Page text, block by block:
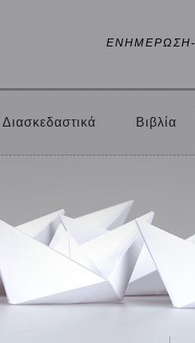
ΕΝΗΜΕΡΩΣΗ-
Διασκεδαστικά Βιβλία